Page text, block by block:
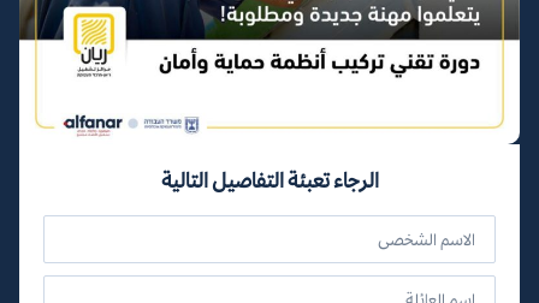
الرجاء تعبئة التفاصيل التالية